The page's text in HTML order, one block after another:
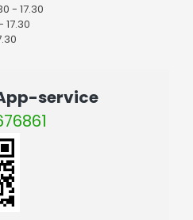
- 17.30
service